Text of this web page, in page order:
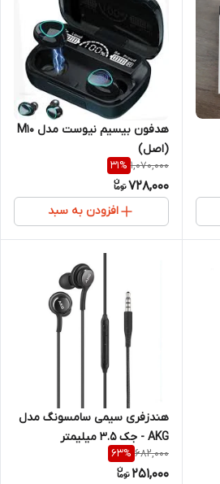
هدفون بیسیم نیوست مدل M10
(اصل)
1,070,000
31%
728,000
افزودن به سبد
هندزفری سیمی سامسونگ مدل
AKG - جک 3.5 میلیمتر
682,000
63%
251,000